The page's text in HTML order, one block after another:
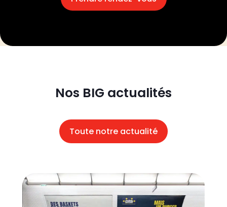
Nos BIG actualités
Toute notre actualité